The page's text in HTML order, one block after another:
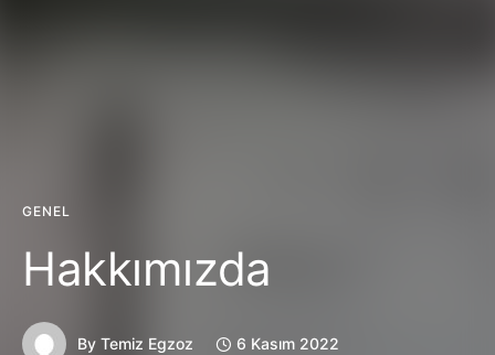
GENEL
Hakkımızda
By Temiz Egzoz 6 Kasım 2022